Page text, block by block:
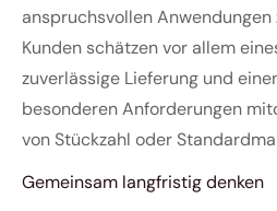
anspruchsvollen Anwendungen
Kunden schätzen vor allem
zuverlässige Lieferung und
besonderen Anforderungen
von Stückzahl oder
Gemeinsam langfristig denken